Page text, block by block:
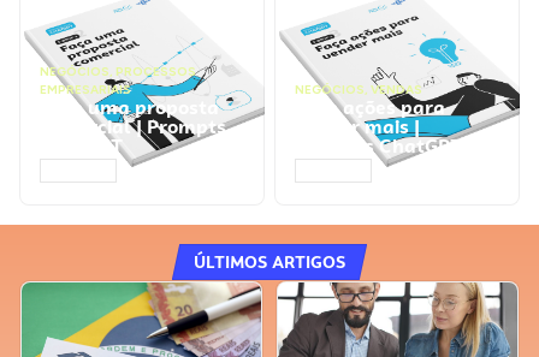
NEGÓCIOS, PROCESSOS
EMPRESARIAIS
Faça uma proposta
comercial | Prompts
ChatGPT
NEGÓCIOS, VENDAS
Faça ações para
vender mais |
Prompts ChatGPT
ÚLTIMOS ARTIGOS